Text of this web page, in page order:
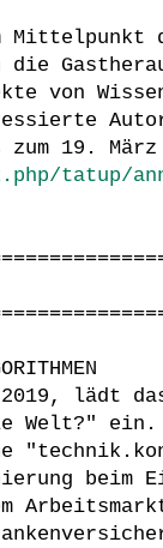
von
19.
tatup/
lädt das
ein.
beim